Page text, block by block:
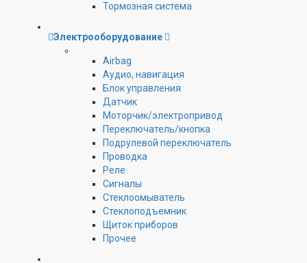
Тормозная система
Электрооборудование
Airbag
Аудио, навигация
Блок управления
Датчик
Моторчик/электропривод
Переключатель/кнопка
Подрулевой переключатель
Проводка
Реле
Сигналы
Стеклоомыватель
Стеклоподъемник
Щиток приборов
Прочее